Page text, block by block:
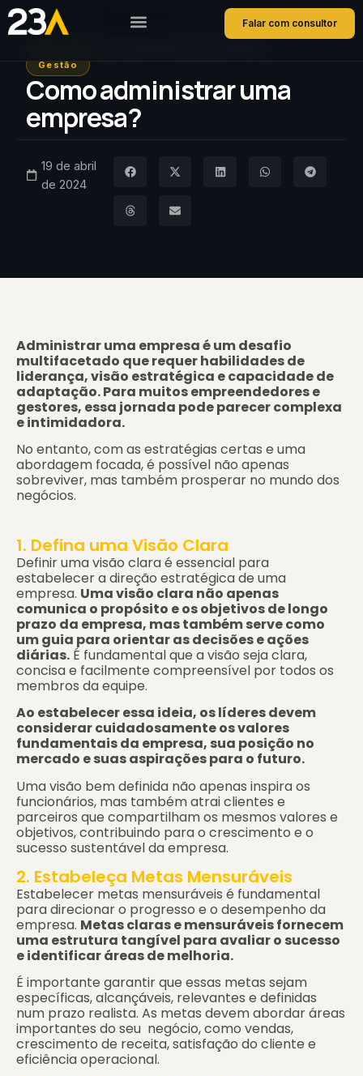
Falar com consultor
Gestão
Como administrar uma
empresa?
19 de abril
de 2024
Administrar uma empresa é um desafio
multifacetado que requer habilidades de
liderança, visão estratégica e capacidade de
adaptação. Para muitos empreendedores e
gestores, essa jornada pode parecer complexa
e intimidadora.
No entanto, com as estratégias certas e uma
abordagem focada, é possível não apenas
sobreviver, mas também prosperar no mundo dos
negócios.
1. Defina uma Visão Clara
Definir uma visão clara é essencial para
estabelecer a direção estratégica de uma
empresa. Uma visão clara não apenas
comunica o propósito e os objetivos de longo
prazo da empresa, mas também serve como
um guia para orientar as decisões e ações
diárias. É fundamental que a visão seja clara,
concisa e facilmente compreensível por todos os
membros da equipe.
Ao estabelecer essa ideia, os líderes devem
considerar cuidadosamente os valores
fundamentais da empresa, sua posição no
mercado e suas aspirações para o futuro.
Uma visão bem definida não apenas inspira os
funcionários, mas também atrai clientes e
parceiros que compartilham os mesmos valores e
objetivos, contribuindo para o crescimento e o
sucesso sustentável da empresa.
2. Estabeleça Metas Mensuráveis
Estabelecer metas mensuráveis é fundamental
para direcionar o progresso e o desempenho da
empresa. Metas claras e mensuráveis fornecem
uma estrutura tangível para avaliar o sucesso
e identificar áreas de melhoria.
É importante garantir que essas metas sejam
específicas, alcançáveis, relevantes e definidas
num prazo realista. As metas devem abordar áreas
importantes do seu negócio, como vendas,
crescimento de receita, satisfação do cliente e
eficiência operacional.